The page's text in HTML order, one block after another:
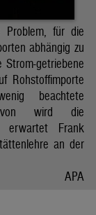
für die
abhängig zu
getriebene
Rohstoffimporte
beachtete
wird die
erwartet Frank
an der
APA